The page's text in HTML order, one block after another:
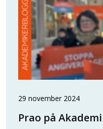
29 november 2024
Prao på